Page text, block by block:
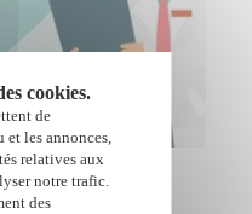
cookies.
de
et les annonces,
relatives aux
notre trafic.
des